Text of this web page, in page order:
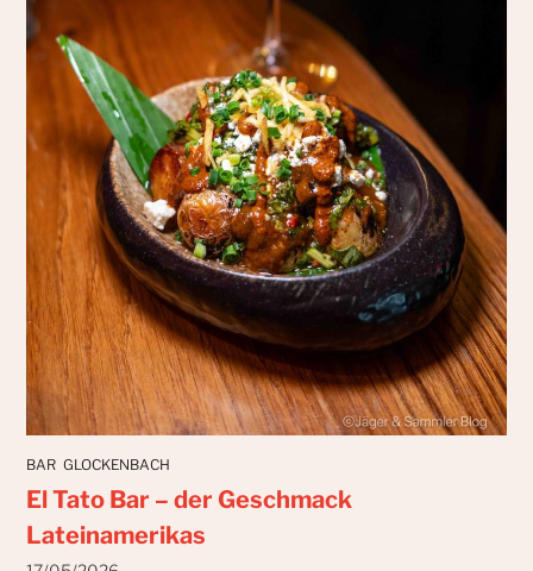
BAR GLOCKENBACH
El Tato Bar – der Geschmack
Lateinamerikas